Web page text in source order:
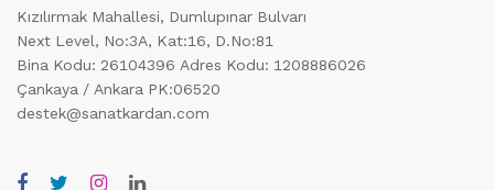
Kızılırmak Mahallesi, Dumlupınar Bulvarı
Next Level, No:3A, Kat:16, D.No:81
Bina Kodu: 26104396 Adres Kodu: 1208886026
Çankaya / Ankara PK:06520
destek@sanatkardan.com